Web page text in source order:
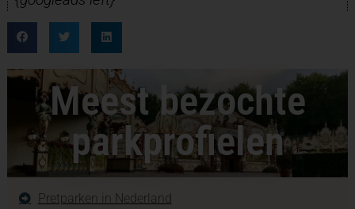
Meest bezochte
parkprofielen
Pretparken in Nederland